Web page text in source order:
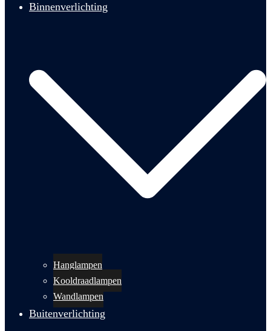
Binnenverlichting
Hanglampen
Kooldraadlampen
Wandlampen
Buitenverlichting